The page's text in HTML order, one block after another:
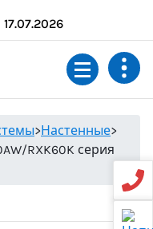
17.07.2026
>Настенные>
RXK60K серия